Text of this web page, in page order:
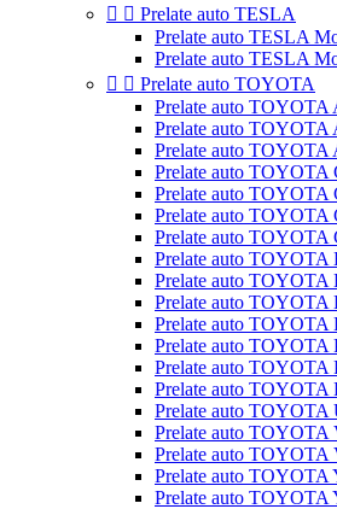
  Prelate auto TESLA
Prelate auto TESLA
Prelate auto TESLA
  Prelate auto TOYOTA
Prelate auto TOYOTA
Prelate auto TOYOTA
Prelate auto TOYOTA
Prelate auto TOYOTA
Prelate auto TOYOTA
Prelate auto TOYOTA
Prelate auto TOYOTA
Prelate auto TOYOTA
Prelate auto TOYOTA
Prelate auto TOYOTA
Prelate auto TOYOTA
Prelate auto TOYOTA
Prelate auto TOYOTA
Prelate auto TOYOTA
Prelate auto TOYOTA
Prelate auto TOYOTA
Prelate auto TOYOTA
Prelate auto TOYOTA
Prelate auto TOYOTA